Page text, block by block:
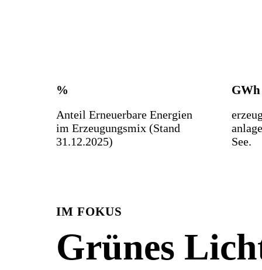
%
Anteil Erneuerbare Energien
im Erzeugungsmix (Stand
31.12.2025)
GWh
See.
IM FOKUS
Grünes